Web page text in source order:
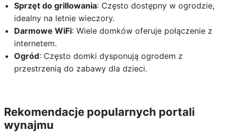
Sprzęt do grillowania: Często dostępny w ogrodzie,
idealny na letnie wieczory.
Darmowe WiFi: Wiele domków oferuje połączenie z
internetem.
Ogród: Często domki dysponują ogrodem z
przestrzenią do zabawy dla dzieci.
Rekomendacje popularnych portali
wynajmu